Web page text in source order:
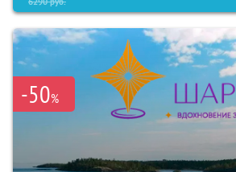
-50%